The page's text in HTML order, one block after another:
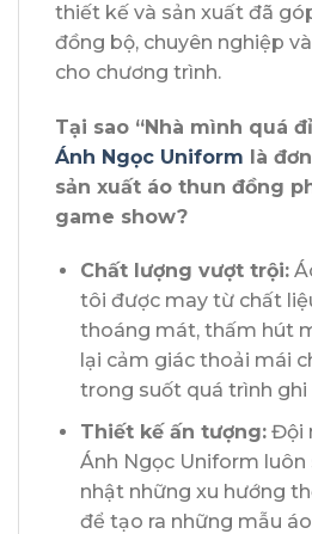
thiết kế và sản xuất đã
đồng bộ, chuyên nghiệp
cho chương trình.
Tại sao “Nhà mình quá
Ánh Ngọc Uniform là
sản xuất áo thun đồng
game show?
Chất lượng vượt trội:
tôi được may từ chất
thoáng mát, thấm hút
lại cảm giác thoải mái
trong suốt quá trình ghi
Thiết kế ấn tượng:Đội
Ánh Ngọc Uniform luôn
nhật những xu hướng
để tạo ra những mẫu